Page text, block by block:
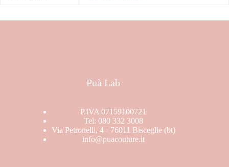
Puà Lab
P.IVA 07159100721
Tel: 080 332 3008
Via Petronelli, 4 - 76011 Bisceglie (bt)
info@puacouture.it